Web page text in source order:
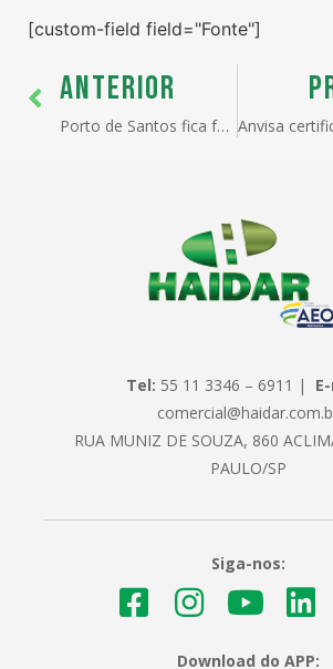
[custom-field field="Fonte"]
ANTERIOR
Porto de Santos fica fechado por mais de dez horas após neblina encobrir o Litoral de SP
Tel: 55 11 3346 – 6911 |
RUA MUNIZ DE SOUZA, 860
PAULO/SP
Siga-nos:
Download do APP: